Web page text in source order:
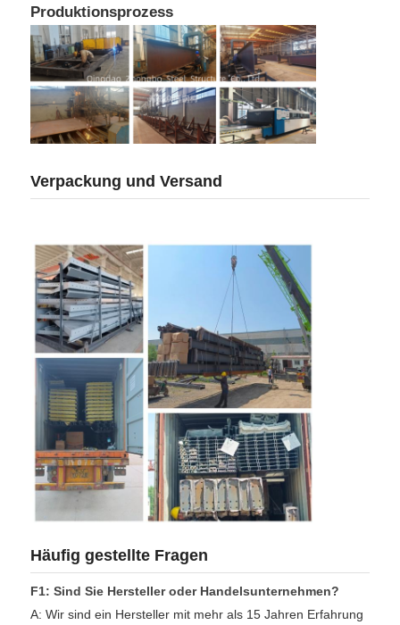
Produktionsprozess
Verpackung und Versand
Häufig gestellte Fragen
F1: Sind Sie Hersteller oder Handelsunternehmen?
A: Wir sind ein Hersteller mit mehr als 15 Jahren Erfahrung